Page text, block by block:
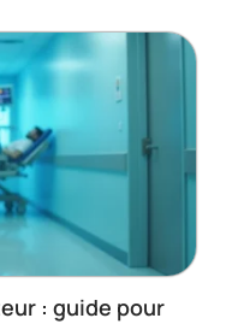
: guide pour